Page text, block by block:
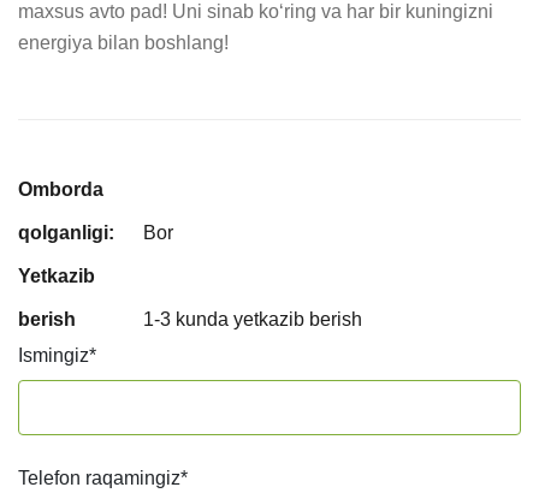
maxsus avto pad! Uni sinab koʻring va har bir kuningizni
energiya bilan boshlang!
Omborda
qolganligi: Bor
Yetkazib
berish
1-3 kunda yetkazib berish
Ismingiz*
Telefon raqamingiz*